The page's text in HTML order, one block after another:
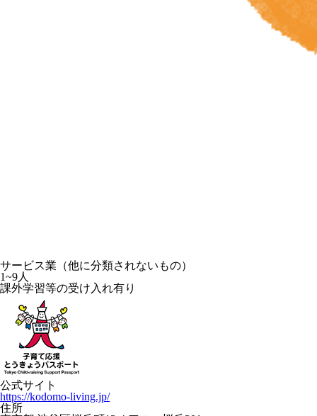
サービス業（他に分類されないもの）
1~9人
課外学習等の受け入れ有り
公式サイト
https://kodomo-living.jp/
住所